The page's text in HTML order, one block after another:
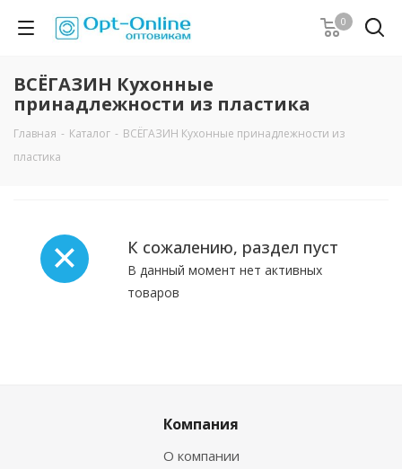
0
ВСЁГАЗИН Кухонные
принадлежности из пластика
Главная - Каталог - ВСЁГАЗИН Кухонные принадлежности из
пластика
К сожалению, раздел пуст
В данный момент нет активных
товаров
Компания
О компании